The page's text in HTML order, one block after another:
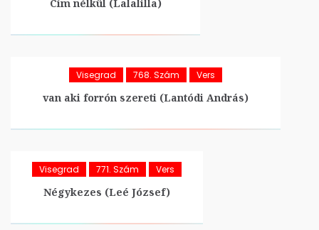
Cím nélkül (Lalalilla)
Visegrad 768. Szám Vers
van aki forrón szereti (Lantódi András)
Visegrad 771. Szám Vers
Négykezes (Leé József)